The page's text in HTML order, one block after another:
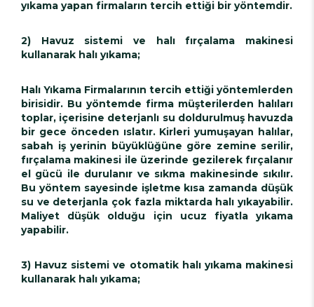
yıkama yapan firmaların tercih ettiği bir yöntemdir.
2) Havuz sistemi ve halı fırçalama makinesi
kullanarak halı yıkama;
Halı Yıkama Firmalarının tercih ettiği yöntemlerden
birisidir. Bu yöntemde firma müşterilerden halıları
toplar, içerisine deterjanlı su doldurulmuş havuzda
bir gece önceden ıslatır. Kirleri yumuşayan halılar,
sabah iş yerinin büyüklüğüne göre zemine serilir,
fırçalama makinesi ile üzerinde gezilerek fırçalanır
el gücü ile durulanır ve sıkma makinesinde sıkılır.
Bu yöntem sayesinde işletme kısa zamanda düşük
su ve deterjanla çok fazla miktarda halı yıkayabilir.
Maliyet düşük olduğu için ucuz fiyatla yıkama
yapabilir.
3) Havuz sistemi ve otomatik halı yıkama makinesi
kullanarak halı yıkama;